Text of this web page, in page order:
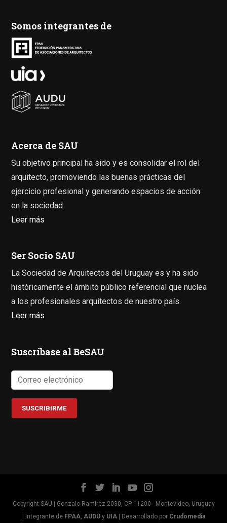
Somos integrantes de
Acerca de SAU
Su objetivo principal ha sido y es consolidar el rol del
arquitecto, promoviendo las buenas prácticas del
ejercicio profesional y generando espacios de acción
en la sociedad.
Leer más
Ser Socio SAU
La Sociedad de Arquitectos del Uruguay es y ha sido
históricamente el ámbito público referencial que nuclea
a los profesionales arquitectos de nuestro país.
Leer más
Suscríbase al BeSAU
Copyright SAU | Gonzalo Ramírez 2030, CP 11200 - Montevideo, Uruguay
| Integrante de FPAA, AUDUy UIA| Desarrollado por Crudomedia